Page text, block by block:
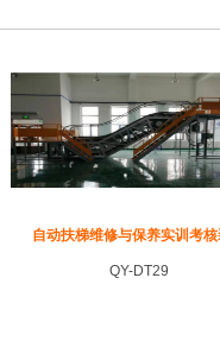
自动扶梯维修与保养实训考
QY-DT29